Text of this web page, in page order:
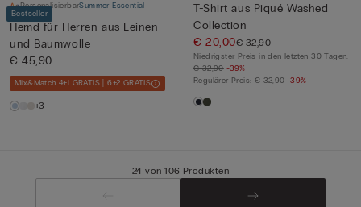
Bestseller
PersonalisierbarSummer Essential
Hemd für Herren aus Leinen
und Baumwolle
€ 45,90
Mix&Match 4+1 GRATIS | 6+2 GRATIS
+3
T-Shirt aus Piqué Washed
Collection
€ 20,00€ 32,90
Niedrigster Preis in den letzten 30 Tagen:
€ 32,90 -39%
Regulärer Preis: € 32,90 -39%
24 von 106 Produkten